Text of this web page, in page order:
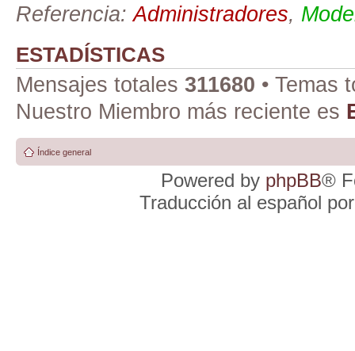
Referencia:Administradores,
ESTADÍSTICAS
Mensajes totales 311680 • Temas
Nuestro Miembro más reciente es
Índice general
Powered by phpBB®
Traducción al español